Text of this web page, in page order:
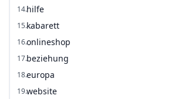
14.hilfe
15.kabarett
16.onlineshop
17.beziehung
18.europa
19.website